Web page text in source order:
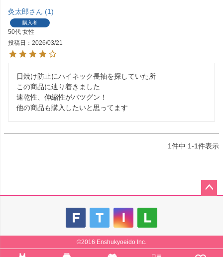
灸太郎 1
購入者
50代 女性
投稿日
2026/03/21
日焼け防止にハイネック長袖を探していた所
この商品に辿り着きました
速乾性、伸縮性がバツグン！
他の商品も購入したいと思ってます
1件中 1-1件表示
©2016 Enshukyoeido Inc.